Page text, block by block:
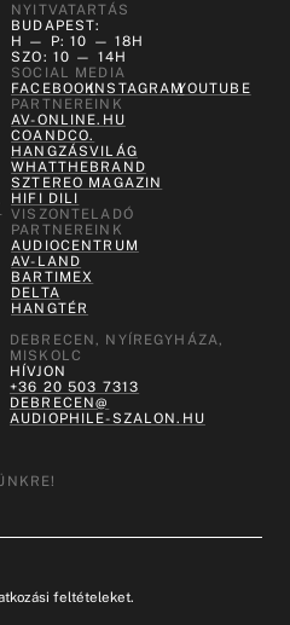
NYITVATARTÁS
BUDAPEST:
H — P: 10 — 18H
SZO: 10 — 14H
SOCIAL MEDIA
FACEBOOKINSTAGRAMYOUTUBE
PARTNEREINK
AV-ONLINE.HU
COANDCO.
HANGZÁSVILÁG
WHATTHEBRAND
SZTEREO MAGAZIN
HIFI DILI
VISZONTELADÓ
PARTNEREINK
AUDIOCENTRUM
AV-LAND
BARTIMEX
DELTA
HANGTÉR
DEBRECEN, NYÍREGYHÁZA,
MISKOLC
HÍVJON
+36 20 503 7313
DEBRECEN@
AUDIOPHILE-SZALON.HU
feltételeket.